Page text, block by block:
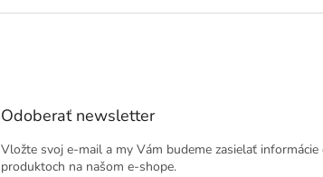
Odoberať newsletter
Vložte svoj e-mail a my Vám budeme zasielať informácie
produktoch na našom e-shope.